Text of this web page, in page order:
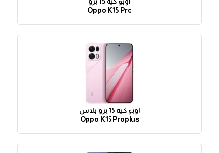
Oppo K15 Pro
اوبو كيه 15 برو بلاس
Oppo K15 Proplus